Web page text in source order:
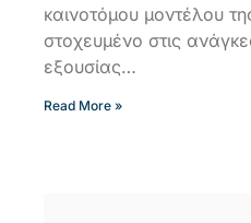
καινοτόμου μοντέλου
στοχευμένο στις
εξουσίας…
Read More »